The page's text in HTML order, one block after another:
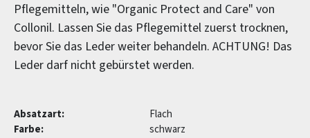
Pflegemitteln, wie "Organic Protect and Care" von
Collonil. Lassen Sie das Pflegemittel zuerst trocknen,
bevor Sie das Leder weiter behandeln. ACHTUNG! Das
Leder darf nicht gebürstet werden.
Absatzart:
Flach
Farbe:
schwarz